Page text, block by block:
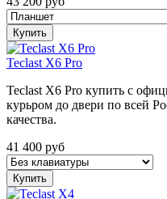
Купить
Teclast X6 Pro
Teclast X6 Pro купить с
курьром до двери по всей
качества.
41 400 руб
Купить